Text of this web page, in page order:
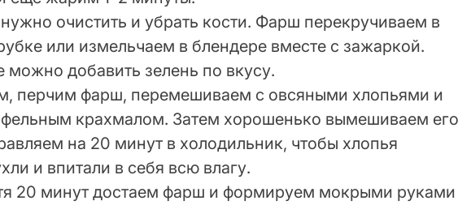
очистить и убрать кости. Фарш перекручиваем в
или измельчаем в блендере вместе с зажаркой.
можно добавить зелень по вкусу.
перчим фарш, перемешиваем с овсяными хлопьями и
крахмалом. Затем хорошенько вымешиваем его
на 20 минут в холодильник, чтобы хлопья
и впитали в себя всю влагу.
20 минут достаем фарш и формируем мокрыми руками